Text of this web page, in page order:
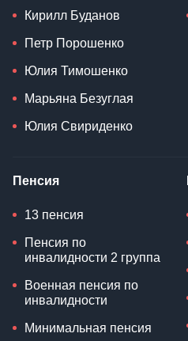
Кирилл Буданов
Петр Порошенко
Юлия Тимошенко
Марьяна Безуглая
Юлия Свириденко
Пенсия
13 пенсия
Пенсия по
инвалидности 2 группа
Военная пенсия по
инвалидности
Минимальная пенсия